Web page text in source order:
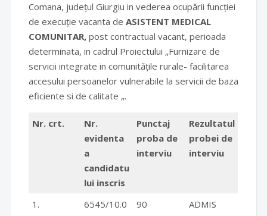
Comana, județul Giurgiu in vederea ocupării funcției
de execuție vacanta de ASISTENT MEDICAL
COMUNITAR, post contractual vacant, perioada
determinata, in cadrul Proiectului „Furnizare de
servicii integrate in comunitățile rurale- facilitarea
accesului persoanelor vulnerabile la servicii de baza
eficiente si de calitate „.
Nr. crt.
Nr.
evidenta
a
candidatu
lui inscris
Punctaj
proba de
interviu
Rezultatul
probei de
interviu
1.
6545/10.0
90 ADMIS